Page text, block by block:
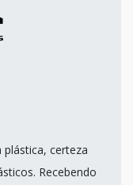
certeza
Recebendo